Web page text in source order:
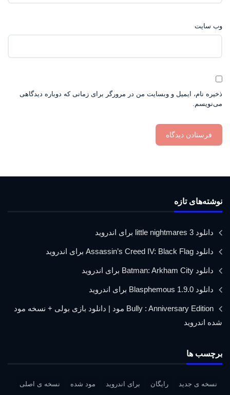
وب‌ سایت
ذخیره نام، ایمیل و وبسایت من در مرورگر برای زمانی که دوباره دیدگاهی
می‌نویسم.
نوشته‌های تازه
دانلود little nightmares 3 برای اندروید
دانلود Assassin’s Creed IV: Black Flag برای اندروید
دانلود Batman: Arkham City برای اندروید
دانلود Blasphemous 1.9.0 برای اندروید
Bully : Anniversary Edition مود | دانلود بازی بولی + نسخه مود
شده اندروید
برچسب ها
نسخه ی جدید رایگان برای اندروید مود شده نسخه ی اصلی